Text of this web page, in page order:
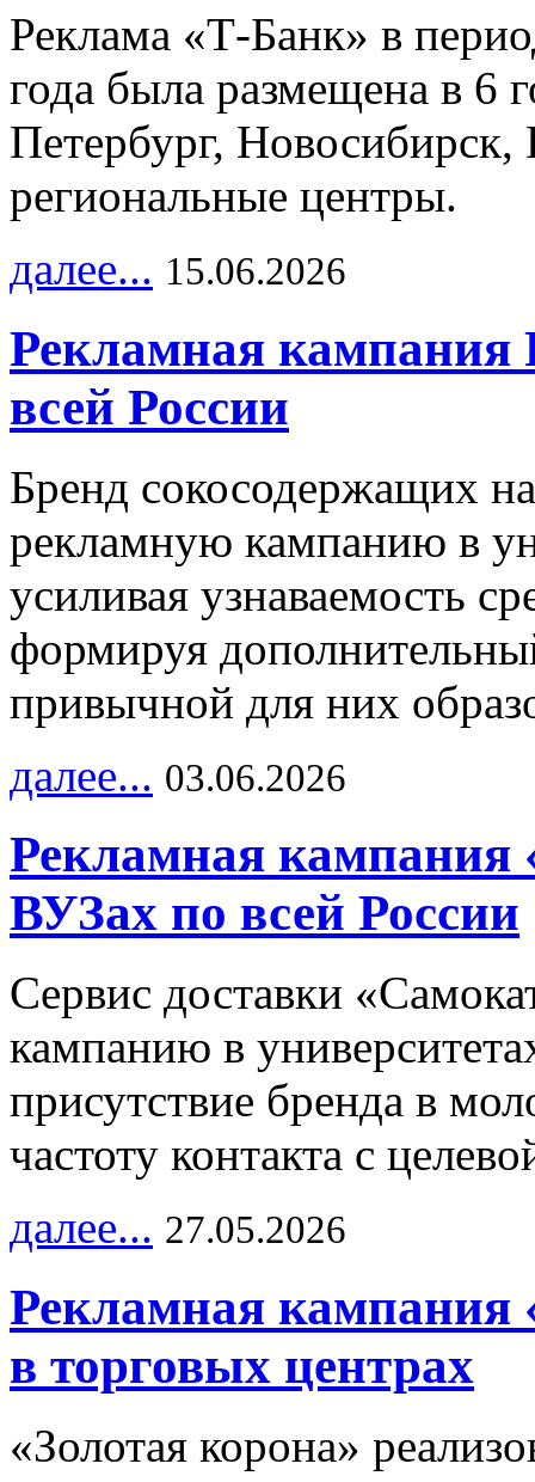
Реклама «Т-Банк» в
года была размещена в 6
Петербург,
региональные центры.
далее... 15.06.2026
Рекламная
всей России
Бренд сокосодержащих
рекламную кампанию в
усиливая узнаваемость
формируя
привычной для них
далее... 03.06.2026
Рекламная кампания
ВУЗах по всей России
Сервис доставки
кампанию в
присутствие бренда в
частоту контакта с
далее... 27.05.2026
Рекламная кампания
в торговых центрах
«Золотая корона»